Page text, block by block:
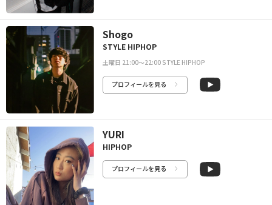
Shogo
STYLE HIPHOP
土曜日 21:00〜22:00 STYLE HIPHOP
プロフィールを見る
YURI
HIPHOP
プロフィールを見る